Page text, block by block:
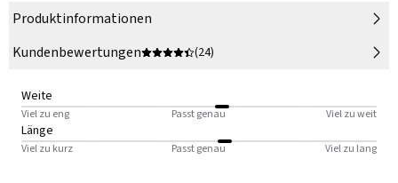
Produktinformationen
Kundenbewertungen
(24)
Weite
Viel zu eng Passt genau Viel zu weit
Länge
Viel zu kurz Passt genau Viel zu lang